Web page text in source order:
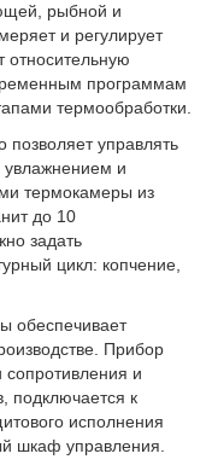
рыбной и
и регулирует
относительную
программам
термообработки.
позволяет управлять
увлажнением и
термокамеры из
до 10
задать
цикл: копчение,
обеспечивает
Прибор
и
подключается к
исполнения
шкаф управления.